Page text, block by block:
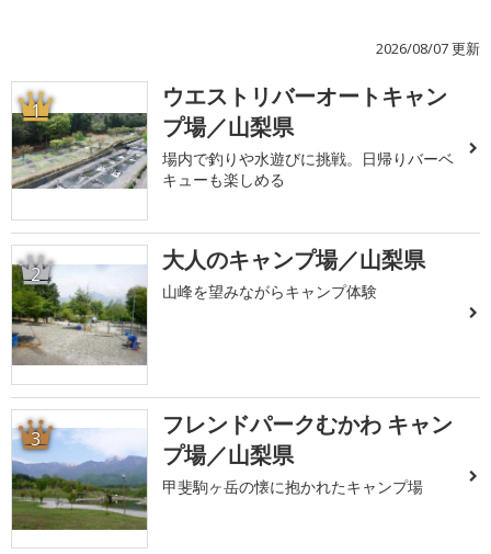
2026/08/07 更新
1
ウエストリバーオートキャン
プ場／山梨県
場内で釣りや水遊びに挑戦。日帰りバーベ
キューも楽しめる
2 大人のキャンプ場／山梨県
山峰を望みながらキャンプ体験
3
フレンドパークむかわ キャン
プ場／山梨県
甲斐駒ヶ岳の懐に抱かれたキャンプ場